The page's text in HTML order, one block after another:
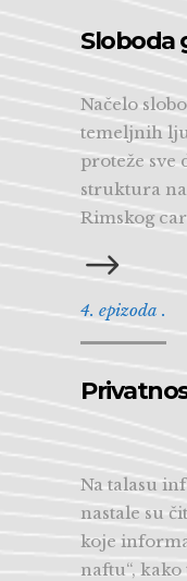
Sloboda
Načelo
temeljnih
proteže
struktura
Rimskog
4. epizoda .
Na talasu
nastale su
koje
naftu“,